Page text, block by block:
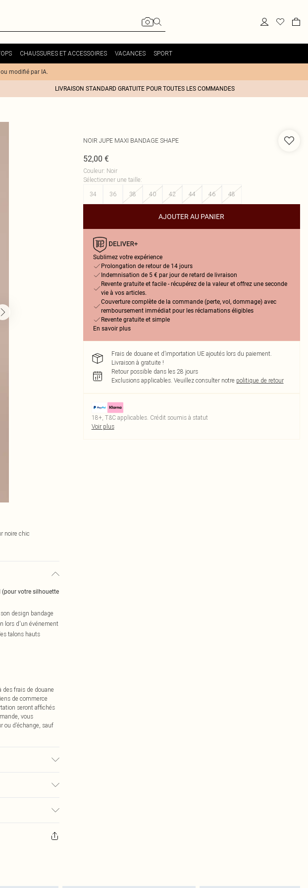
CHAUSSURES ET ACCESSOIRES VACANCES SPORT
modifié par IA.
LIVRAISON STANDARD GRATUITE POUR TOUTES LES COMMANDES
noire chic
(pour votre silhouette
design bandage
lors d'un événement
talons hauts
des frais de douane
de commerce
seront affichés
vous
ou d’échange, sauf
€7.99
piercings, les jouets
et les
NOIR JUPE MAXI BANDAGE SHAPE
52,00 €
Couleur: Noir
Sélectionner une taille:
34
36 38 40 42 44 46 48
AJOUTER AU PANIER
Sublimez votre expérience
Prolongation de retour de 14 jours
Indemnisation de 5 € par jour de retard de livraison
Revente gratuite et facile - récupérez de la valeur et offrez une seconde
vie à vos articles.
Couverture complète de la commande (perte, vol, dommage) avec
remboursement immédiat pour les réclamations éligibles
Revente gratuite et simple
En savoir plus
Frais de douane et d’importation UE ajoutés lors du paiement.
Livraison à gratuite !
Retour possible dans les 28 jours
Exclusions applicables. Veuillez consulter notre politique de retour
18+, T&C applicables. Crédit soumis à statut
Voir plus